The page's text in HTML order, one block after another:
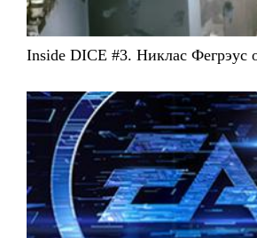
Inside DICE #3. Никлас Фегрэус